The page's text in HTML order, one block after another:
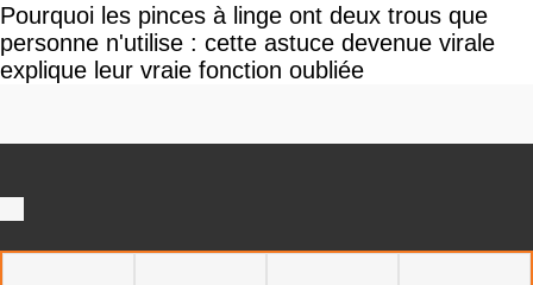
Pourquoi les pinces à linge ont deux trous que
personne n'utilise : cette astuce devenue virale
explique leur vraie fonction oubliée